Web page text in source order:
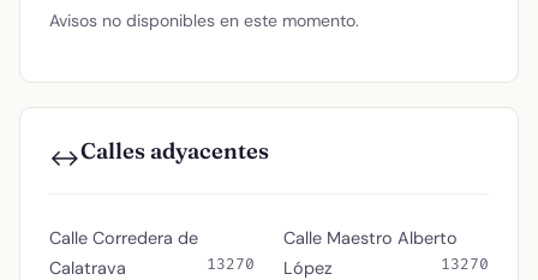
Avisos no disponibles en este momento.
↔️Calles adyacentes
Calle Corredera de
Calatrava
13270
Calle Maestro Alberto
López
13270